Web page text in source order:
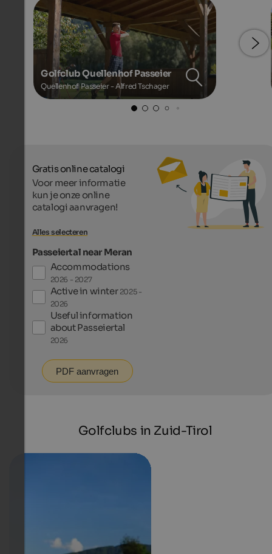
Golfclub Quellenhof Passeier
Quellenhof Passeier - Alfred Tschager
Gratis online catalogi
Voor meer informatie
kun je onze online
catalogi aanvragen!
Alles selecteren
Passeiertal near Meran
Accommodations
2026 - 2027
Active in winter 2025 -
2026
Useful information
about Passeiertal
2026
PDF aanvragen
Golfclubs in Zuid-Tirol